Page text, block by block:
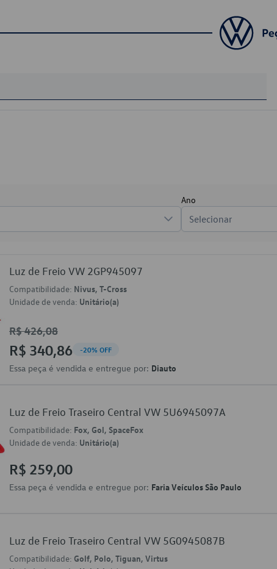
Ano
Selecionar
Luz de Freio VW 2GP945097
Compatibilidade: Nivus, T-Cross
Unidade de venda: Unitário(a)
R$ 426,08
R$ 340,86 -20% OFF
Essa peça é vendida e entregue por: Diauto
Luz de Freio Traseiro Central VW 5U6945097A
Compatibilidade: Fox, Gol, SpaceFox
Unidade de venda: Unitário(a)
R$ 259,00
Essa peça é vendida e entregue por: Faria Veículos São Paulo
Luz de Freio Traseiro Central VW 5G0945087B
Compatibilidade: Golf, Polo, Tiguan, Virtus